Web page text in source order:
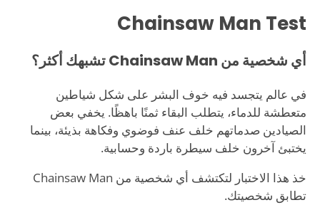
Chainsaw Man Test
أي شخصية من Chainsaw Man تشبهك أكثر؟
في عالم يتجسد فيه خوف البشر على شكل شياطين
متعطشة للدماء، يتطلب البقاء ثمنًا باهظًا. يخفي بعض
الصيادين صدماتهم خلف عنف فوضوي وفكاهة بذيئة، بينما
يختبئ آخرون خلف سيطرة باردة وحسابية.
خذ هذا الاختبار لتكتشف أي شخصية من Chainsaw Man
تطابق شخصيتك.